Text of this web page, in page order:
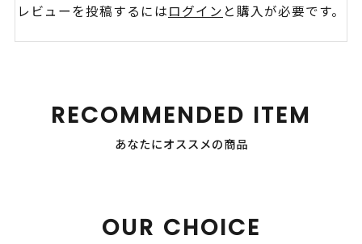
レビューを投稿するにはログイン と購入が必要です。
RECOMMENDED ITEM
あなたにオススメの商品
OUR CHOICE